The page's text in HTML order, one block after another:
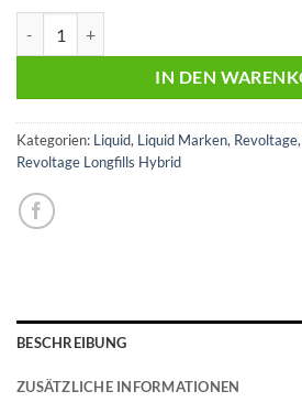
IN DEN
Kategorien: Liquid, Liquid Marken, Revoltage,
Revoltage Longfills Hybrid
BESCHREIBUNG
ZUSÄTZLICHE INFORMATIONEN